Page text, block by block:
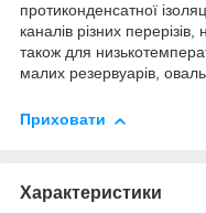
протиконденсатної
каналів різних
також для
малих резервуарів,
Приховати
Характеристики